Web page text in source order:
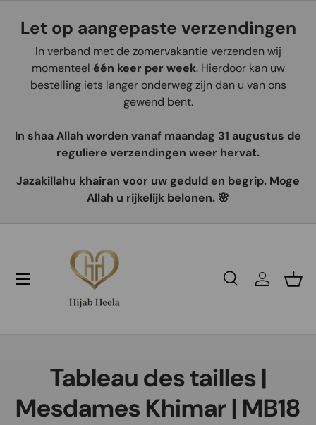
Aller au contenu
Let op aangepaste verzendingen
In verband met de zomervakantie verzenden wij
momenteel één keer per week. Hierdoor kan uw
bestelling iets langer onderweg zijn dan u van ons
gewend bent.
In shaa Allah worden vanaf maandag 31 augustus de
reguliere verzendingen weer hervat.
Jazakillahu khairan voor uw geduld en begrip. Moge
Allah u rijkelijk belonen. 🌸
Recherche
Se
Tableau des tailles |
Mesdames Khimar | MB18